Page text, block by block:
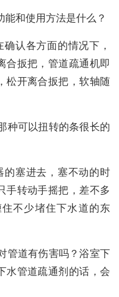
和使用方法是什么？
认各方面的情况下，
合扳把，管道疏通机即
松开离合扳把，软轴随
种可以扭转的条很长的
塞进去，塞不动的时
手转动手摇把，差不多
不少堵住下水道的东
管道有伤害吗？浴室下
水管道疏通剂的话，会